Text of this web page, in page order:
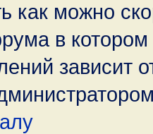
как можно
в
зависит